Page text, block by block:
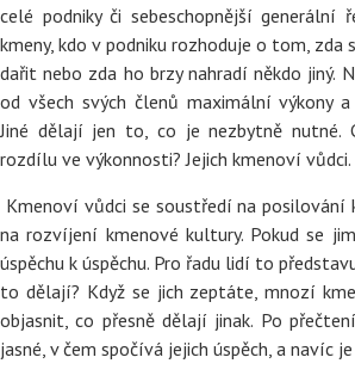
celé podniky či sebeschopnější generální
kmeny, kdo v podniku rozhoduje o tom, zda
dařit nebo zda ho brzy nahradí někdo jiný.
od všech svých členů maximální výkony
Jiné dělají jen to, co je nezbytně nutné.
rozdílu ve výkonnosti? Jejich kmenoví vůdci.
Kmenoví vůdci se soustředí na posilování
na rozvíjení kmenové kultury. Pokud se
úspěchu k úspěchu. Pro řadu lidí to
to dělají? Když se jich zeptáte, mnozí
objasnit, co přesně dělají jinak. Po
jasné, v čem spočívá jejich úspěch, a navíc